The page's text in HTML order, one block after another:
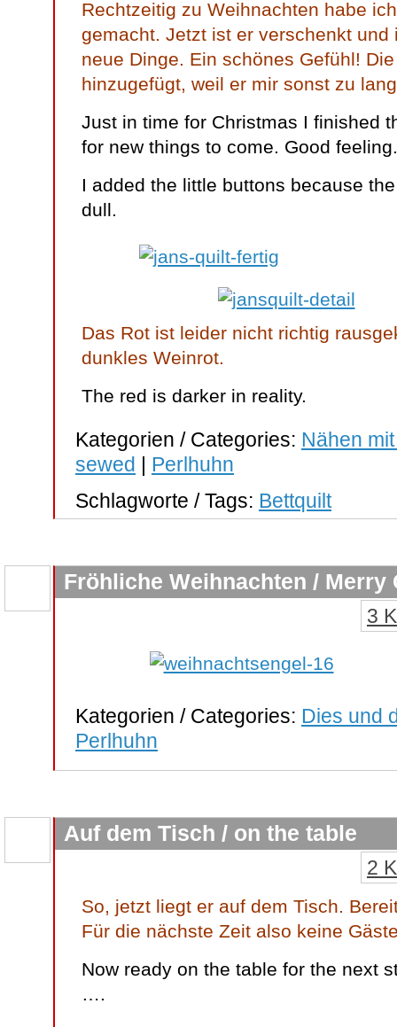
Rechtzeitig zu Weihnachten habe
gemacht. Jetzt ist er verschenkt und
neue Dinge. Ein schönes Gefühl!
hinzugefügt, weil er mir sonst zu
Just in time for Christmas I finished
for new things to come. Good feeling.
I added the little buttons because
dull.
Das Rot ist leider nicht richtig
dunkles Weinrot.
The red is darker in reality.
Kategorien / Categories: Nähen
sewed | Perlhuhn
Schlagworte / Tags: Bettquilt
Fröhliche Weihnachten / Merry
3
Kategorien / Categories: Dies und
Perlhuhn
Auf dem Tisch / on the table
2
So, jetzt liegt er auf dem Tisch.
Für die nächste Zeit also keine
Now ready on the table for the next
….